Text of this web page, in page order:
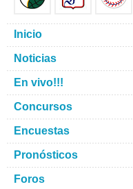
Inicio
Noticias
En vivo!!!
Concursos
Encuestas
Pronósticos
Foros